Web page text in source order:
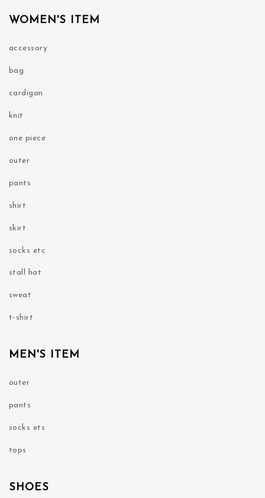
WOMEN'S ITEM
accessory
bag
cardigan
knit
one piece
outer
pants
shirt
skirt
socks etc
stall hat
sweat
t-shirt
MEN'S ITEM
outer
pants
socks ets
tops
SHOES